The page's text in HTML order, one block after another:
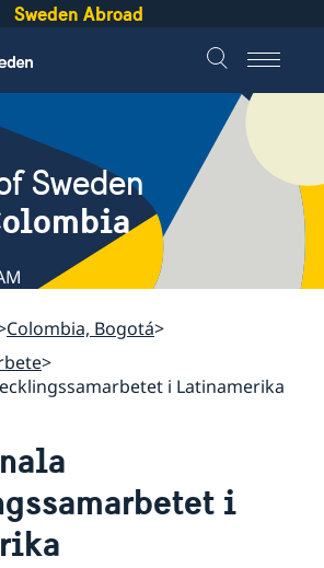
Sweden Abroad
Sweden
Colombia, Bogotá
i Latinamerika
i